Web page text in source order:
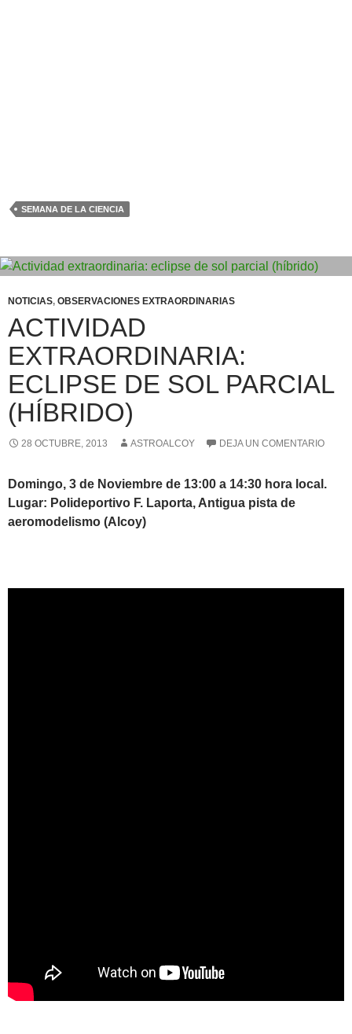
SEMANA DE LA CIENCIA
NOTICIAS, OBSERVACIONES EXTRAORDINARIAS
ACTIVIDAD
EXTRAORDINARIA:
ECLIPSE DE SOL PARCIAL
(HÍBRIDO)
28 OCTUBRE, 2013 ASTROALCOY DEJA UN COMENTARIO
Domingo, 3 de Noviembre de 13:00 a 14:30 hora local.
Lugar: Polideportivo F. Laporta, Antigua pista de
aeromodelismo (Alcoy)